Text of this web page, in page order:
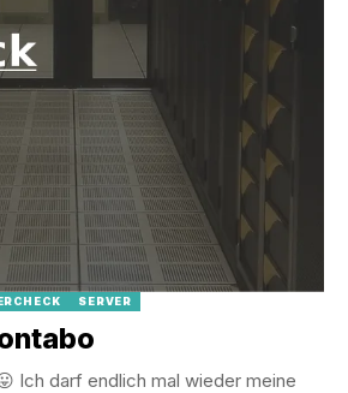
SERVER
Ich darf endlich mal wieder meine